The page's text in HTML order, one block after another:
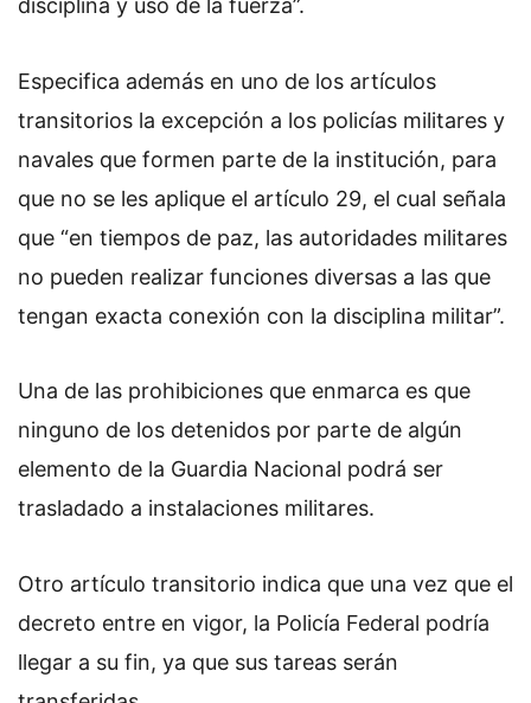
disciplina y uso de la fuerza”.
Especifica además en uno de los artículos
transitorios la excepción a los policías militares y
navales que formen parte de la institución, para
que no se les aplique el artículo 29, el cual señala
que “en tiempos de paz, las autoridades militares
no pueden realizar funciones diversas a las que
tengan exacta conexión con la disciplina militar”.
Una de las prohibiciones que enmarca es que
ninguno de los detenidos por parte de algún
elemento de la Guardia Nacional podrá ser
trasladado a instalaciones militares.
Otro artículo transitorio indica que una vez que el
decreto entre en vigor, la Policía Federal podría
llegar a su fin, ya que sus tareas serán